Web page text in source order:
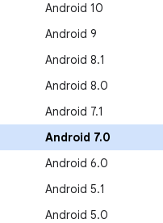
Android 10
Android 9
Android 8.1
Android 8.0
Android 7.1
Android 7.0
Android 6.0
Android 5.1
Android 5.0